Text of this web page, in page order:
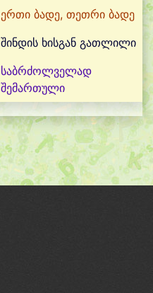
ერთი ბადე, თეთრი ბადე
შინდის ხისგან გათლილი
საბრძოლველად
შემართული